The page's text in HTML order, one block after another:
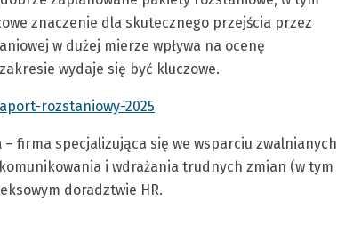
znaczenie dla skutecznego przejścia przez
w dużej mierze wpływa na ocenę
wydaje się być kluczowe.
rozstaniowy-2025
– firma specjalizująca się we wsparciu zwalnianych
i wdrażania trudnych zmian (w tym
doradztwie HR.